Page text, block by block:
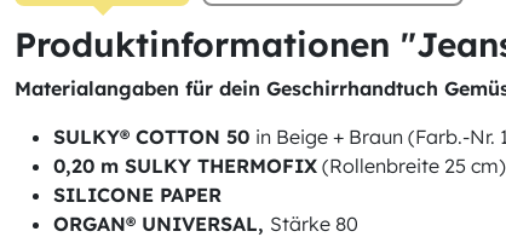
Produktinformationen
Materialangaben für dein Geschirrhandtuch
SULKY® COTTON 50 in Beige + Braun (Farb.-Nr.
0,20 m SULKY THERMOFIX (Rollenbreite 25 cm)
SILICONE PAPER
ORGAN® UNIVERSAL, Stärke 80